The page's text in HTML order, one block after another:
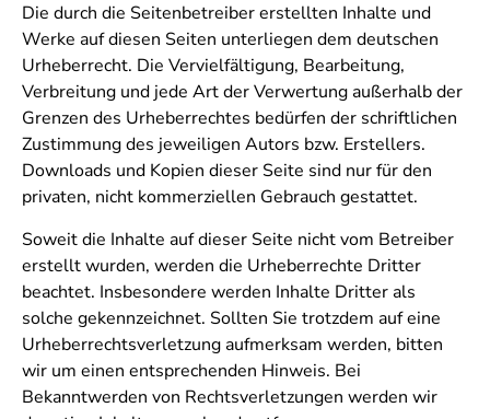
Die durch die Seitenbetreiber erstellten Inhalte und
Werke auf diesen Seiten unterliegen dem deutschen
Urheberrecht. Die Vervielfältigung, Bearbeitung,
Verbreitung und jede Art der Verwertung außerhalb der
Grenzen des Urheberrechtes bedürfen der schriftlichen
Zustimmung des jeweiligen Autors bzw. Erstellers.
Downloads und Kopien dieser Seite sind nur für den
privaten, nicht kommerziellen Gebrauch gestattet.
Soweit die Inhalte auf dieser Seite nicht vom Betreiber
erstellt wurden, werden die Urheberrechte Dritter
beachtet. Insbesondere werden Inhalte Dritter als
solche gekennzeichnet. Sollten Sie trotzdem auf eine
Urheberrechtsverletzung aufmerksam werden, bitten
wir um einen entsprechenden Hinweis. Bei
Bekanntwerden von Rechtsverletzungen werden wir